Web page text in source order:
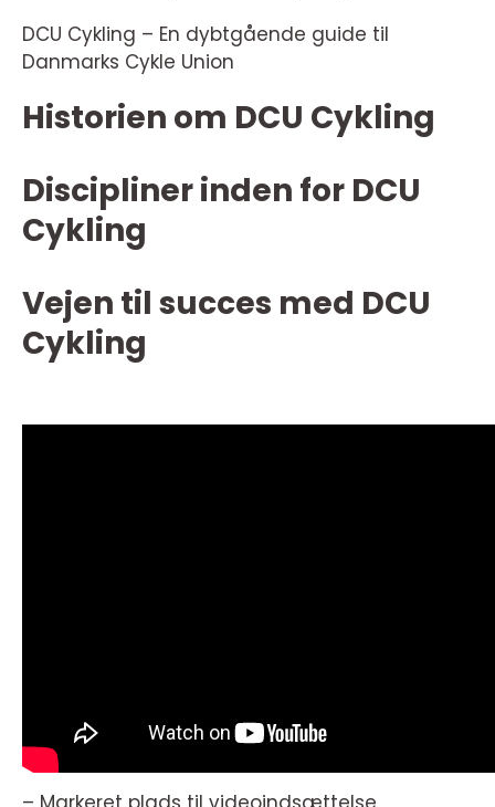
DCU Cykling – En dybtgående guide til
Danmarks Cykle Union
Historien om DCU Cykling
Discipliner inden for DCU
Cykling
Vejen til succes med DCU
Cykling